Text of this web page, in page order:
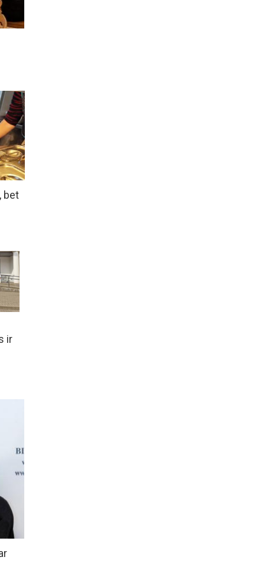
bet
ir